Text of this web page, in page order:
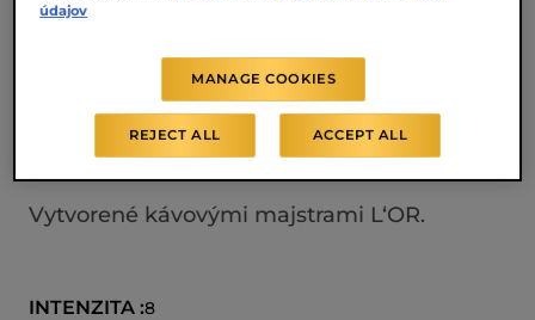
Extra Long sú určené výhradne pre
veľkú kávu alebo dve šálky Lunga naraz, čo
z nich robí skvelú voľbu pre zdieľanie
okamihov s vašimi blízkymi.
Vytvorené kávovými majstrami L‘OR.
INTENZITA :8
údajov
MANAGE COOKIES
REJECT ALL ACCEPT ALL